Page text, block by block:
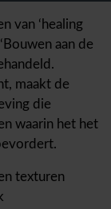
van ‘healing
aan de
maakt de
die
waarin het het
texturen